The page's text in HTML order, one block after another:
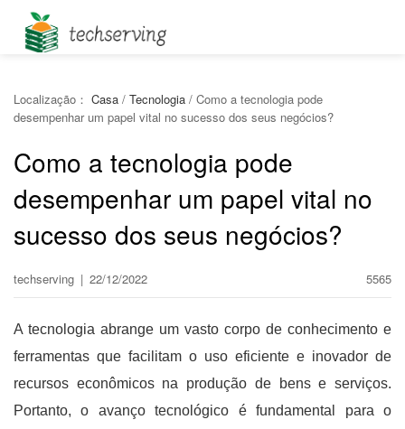
Localização： Casa / Tecnologia / Como a tecnologia pode
desempenhar um papel vital no sucesso dos seus negócios?
Como a tecnologia pode
desempenhar um papel vital no
sucesso dos seus negócios?
techserving | 22/12/2022 5565
A tecnologia abrange um vasto corpo de conhecimento e
ferramentas que facilitam o uso eficiente e inovador de
recursos econômicos na produção de bens e serviços.
Portanto, o avanço tecnológico é fundamental para o